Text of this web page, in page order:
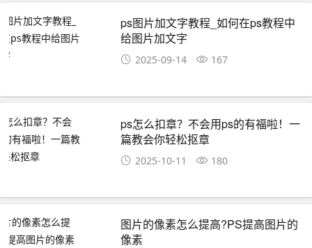
ps图片加文字教程_如何在ps教程中
给图片加文字
2025-09-14 167
ps怎么扣章？不会用ps的有福啦！一
篇教会你轻松抠章
2025-10-11 180
图片的像素怎么提高?PS提高图片的
像素